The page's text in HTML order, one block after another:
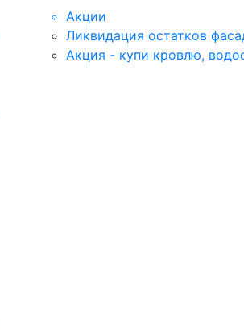
Акции
Ликвидация остатков
Акция - купи кровлю,